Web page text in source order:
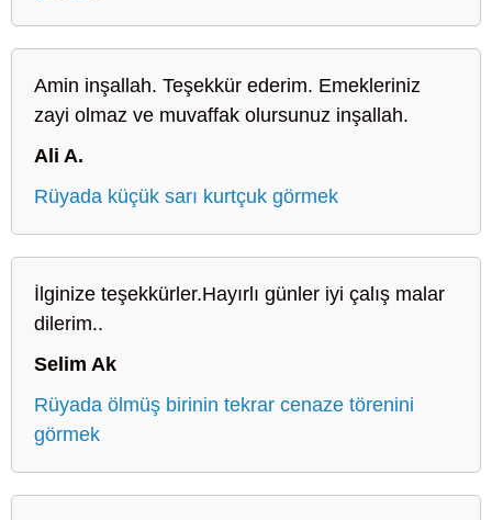
Amin inşallah. Teşekkür ederim. Emekleriniz
zayi olmaz ve muvaffak olursunuz inşallah.
Ali A.
Rüyada küçük sarı kurtçuk görmek
İlginize teşekkürler.Hayırlı günler iyi çalış malar
dilerim..
Selim Ak
Rüyada ölmüş birinin tekrar cenaze törenini
görmek